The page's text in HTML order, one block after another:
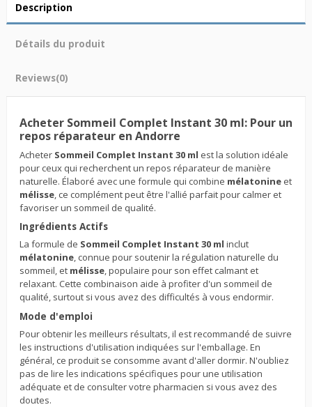
Description
Détails du produit
Reviews(0)
Acheter Sommeil Complet Instant 30 ml: Pour un
repos réparateur en Andorre
Acheter Sommeil Complet Instant 30 ml est la solution idéale
pour ceux qui recherchent un repos réparateur de manière
naturelle. Élaboré avec une formule qui combine mélatonine et
mélisse, ce complément peut être l'allié parfait pour calmer et
favoriser un sommeil de qualité.
Ingrédients Actifs
La formule de Sommeil Complet Instant 30 ml inclut
mélatonine, connue pour soutenir la régulation naturelle du
sommeil, et mélisse, populaire pour son effet calmant et
relaxant. Cette combinaison aide à profiter d'un sommeil de
qualité, surtout si vous avez des difficultés à vous endormir.
Mode d'emploi
Pour obtenir les meilleurs résultats, il est recommandé de suivre
les instructions d'utilisation indiquées sur l'emballage. En
général, ce produit se consomme avant d'aller dormir. N'oubliez
pas de lire les indications spécifiques pour une utilisation
adéquate et de consulter votre pharmacien si vous avez des
doutes.